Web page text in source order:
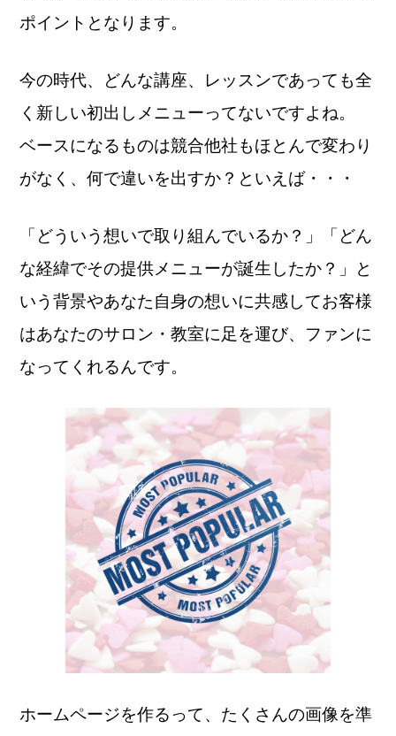
ポイントとなります。
今の時代、どんな講座、レッスンであっても全
く新しい初出しメニューってないですよね。
ベースになるものは競合他社もほとんで変わり
がなく、何で違いを出すか？といえば・・・
「どういう想いで取り組んでいるか？」「どん
な経緯でその提供メニューが誕生したか？」と
いう背景やあなた自身の想いに共感してお客様
はあなたのサロン・教室に足を運び、ファンに
なってくれるんです。
ホームページを作るって、 たくさんの画像を準